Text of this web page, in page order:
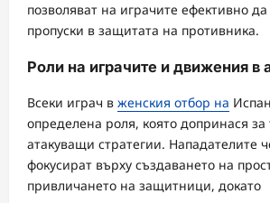
позволяват на играчите ефективно
пропуски в защитата на противника.
Роли на играчите и движения в
Всеки играч в женския отбор на
определена роля, която допринася за
атакуващи стратегии. Нападателите
фокусират върху създаването на
привличането на защитници, докато